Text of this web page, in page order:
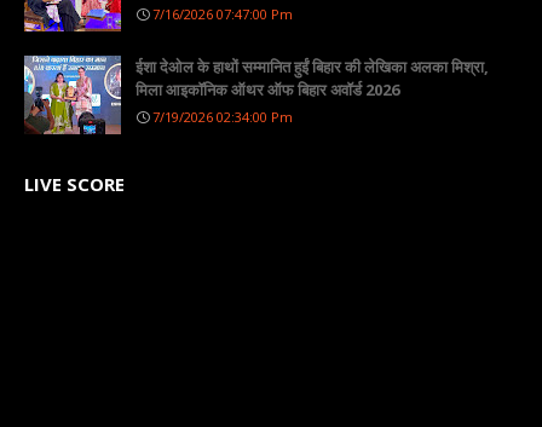
7/16/2026 07:47:00 Pm
ईशा देओल के हाथों सम्मानित हुईं बिहार की लेखिका अलका मिश्रा,
मिला आइकॉनिक ऑथर ऑफ बिहार अवॉर्ड 2026
7/19/2026 02:34:00 Pm
LIVE SCORE